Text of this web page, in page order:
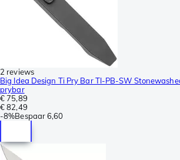
2 reviews
Big Idea Design Ti Pry Bar TI-PB-SW
prybar
€ 75,89
€ 82,49
-8%Bespaar6,60